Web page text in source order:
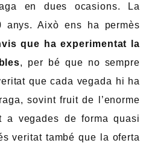
en dues ocasions. La
anys. Això ens ha permès
que ha experimentat la
, per bé que no sempre
que cada vegada hi ha
sovint fruit de l’enorme
a vegades de forma quasi
veritat també que la oferta